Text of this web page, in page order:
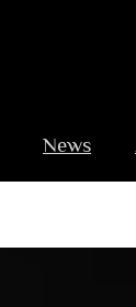
News